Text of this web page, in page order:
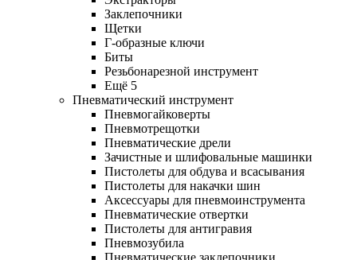
Заклепочники
Щетки
Г-образные ключи
Биты
Резьбонарезной инструмент
Ещё 5
Пневматический инструмент
Пневмогайковерты
Пневмотрещотки
Пневматические дрели
Зачистные и шлифовальные машинки
Пистолеты для обдува и всасывания
Пистолеты для накачки шин
Аксессуары для пневмоинструмента
Пневматические отвертки
Пистолеты для антигравия
Пневмозубила